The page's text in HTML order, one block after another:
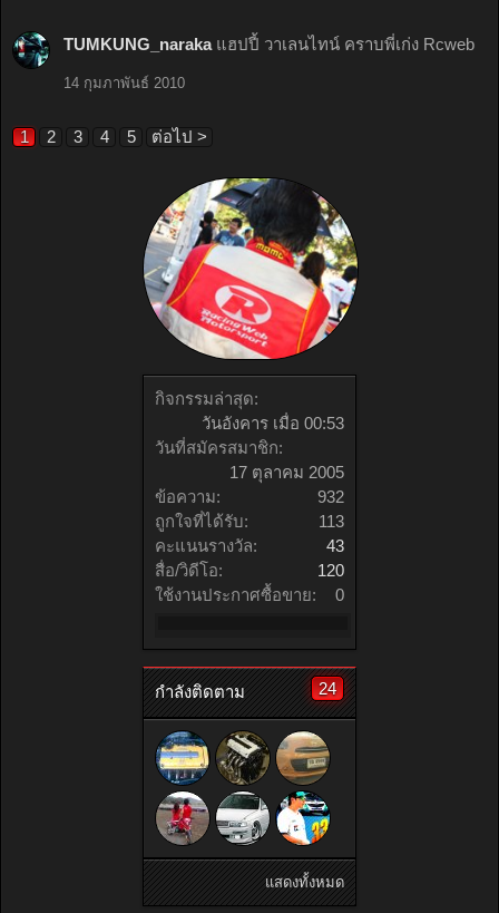
กิจกรรมล่าสุด:
วันอังคาร เมื่อ 00:53
วันที่สมัครสมาชิก:
17 ตุลาคม 2005
ข้อความ:
932
ถูกใจที่ได้รับ:
113
คะแนนรางวัล:
43
สื่อ/วิดีโอ:
120
ใช้งานประกาศซื้อขาย:
0
กำลังติดตาม 24
แสดงทั้งหมด
TUMKUNG_naraka แฮปปี้ วาเลนไทน์ คราบพี่เก่ง Rcweb
14 กุมภาพันธ์ 2010
1 2 3 4 5 ต่อไป >